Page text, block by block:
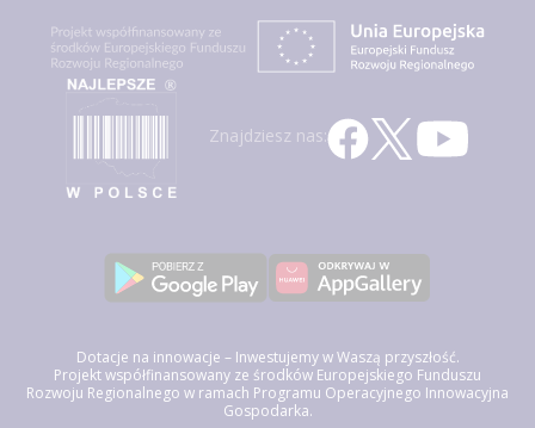
Znajdziesz nas:
Dotacje na innowacje – Inwestujemy w Waszą przyszłość.
Projekt współfinansowany ze środków Europejskiego Funduszu
Rozwoju Regionalnego w ramach Programu Operacyjnego Innowacyjna
Gospodarka.